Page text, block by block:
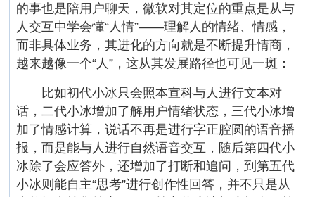
的事也是陪用户聊天，微软对其定位的重点是从与
人交互中学会懂“人情”——理解人的情绪、情感，
而非具体业务，其进化的方向就是不断提升情商，
越来越像一个“人”，这从其发展路径也可见一斑：
比如初代小冰只会照本宣科与人进行文本对
话，二代小冰增加了解用户情绪状态，三代小冰增
加了情感计算，说话不再是进行字正腔圆的语音播
报，而是能与人进行自然语音交互，随后第四代小
冰除了会应答外，还增加了打断和追问，到第五代
小冰则能自主“思考”进行创作性回答，并不只是从